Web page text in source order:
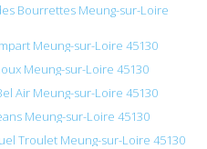
Bourrettes Meung-sur-Loire
Meung-sur-Loire 45130
Meung-sur-Loire 45130
Air Meung-sur-Loire 45130
Meung-sur-Loire 45130
Troulet Meung-sur-Loire 45130